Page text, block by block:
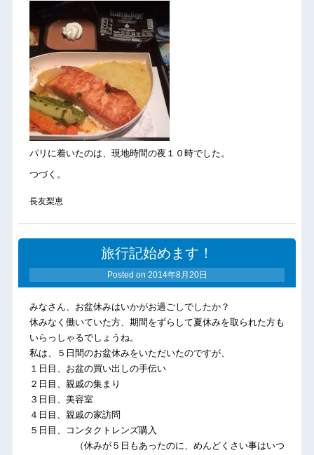
パリに着いたのは、現地時間の夜１０時でした。
つづく。
長友梨恵
旅行記始めます！
Posted on 2014年8月20日
みなさん、お盆休みはいかがお過ごしでしたか？
休みなく働いていた方、期間をずらして夏休みを取られた方も
いらっしゃるでしょうね。
私は、５日間のお盆休みをいただいたのですが、
１日目、お盆の買い出しの手伝い
２日目、親戚の集まり
３日目、美容室
４日目、親戚の家訪問
５日目、コンタクトレンズ購入
（休みが５日もあったのに、めんどくさい事はいつ